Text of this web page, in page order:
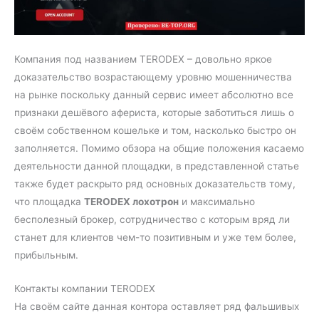
Компания под названием TERODEX – довольно яркое
доказательство возрастающему уровню мошенничества
на рынке поскольку данный сервис имеет абсолютно все
признаки дешёвого афериста, которые заботиться лишь о
своём собственном кошельке и том, насколько быстро он
заполняется. Помимо обзора на общие положения касаемо
деятельности данной площадки, в представленной статье
также будет раскрыто ряд основных доказательств тому,
что площадка TERODEX лохотрон и максимально
бесполезный брокер, сотрудничество с которым вряд ли
станет для клиентов чем-то позитивным и уже тем более,
прибыльным.
Контакты компании TERODEX
На своём сайте данная контора оставляет ряд фальшивых